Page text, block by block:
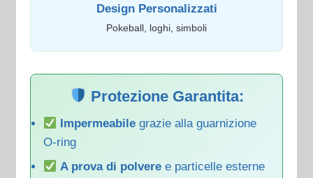
Design Personalizzati
Pokeball, loghi, simboli
Protezione Garantita:
Impermeabile grazie alla guarnizione
O-ring
A prova di polvere e particelle esterne